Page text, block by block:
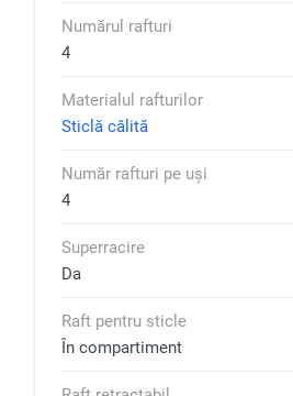
Numărul rafturi
4
Materialul rafturilor
Sticlă călită
Număr rafturi pe uși
4
Superracire
Da
Raft pentru sticle
În compartiment